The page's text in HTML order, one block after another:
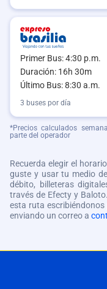
Primer Bus: 4:30 p.m.
Duración: 16h 30m
Último Bus: 8:30 a.m.
3 buses por día
*Precios calculados
parte del operador
Recuerda elegir el
guste y usar tu medio
débito, billeteras
través de Efecty y
esta ruta
enviando un correo a